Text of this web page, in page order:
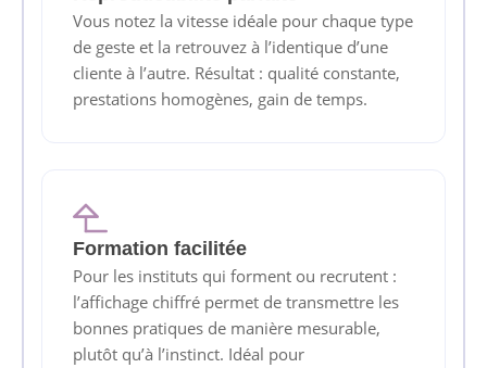
Vous notez la vitesse idéale pour chaque type
de geste et la retrouvez à l’identique d’une
cliente à l’autre. Résultat : qualité constante,
prestations homogènes, gain de temps.
Formation facilitée
Pour les instituts qui forment ou recrutent :
l’affichage chiffré permet de transmettre les
bonnes pratiques de manière mesurable,
plutôt qu’à l’instinct. Idéal pour